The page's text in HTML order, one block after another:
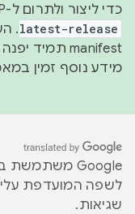
כדי ליצור ולתרום ל-AOSP, צריך להשתמש ב-
latest-release
.
מידע נוסף זמין
לשפה המועדפת
שגיאות.